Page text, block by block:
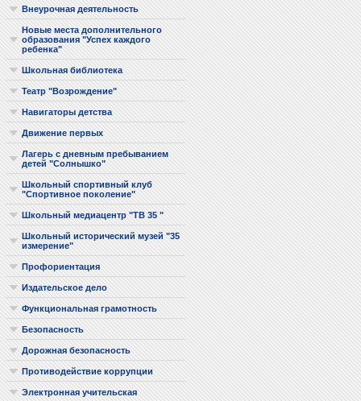
Внеурочная деятельность
Новые места дополнительного
образования "Успех каждого
ребенка"
Школьная библиотека
Театр "Возрождение"
Навигаторы детства
Движение первых
Лагерь с дневным пребыванием
детей "Солнышко"
Школьный спортивный клуб
"Спортивное поколение"
Школьный медиацентр "ТВ 35 "
Школьный исторический музей "35
измерение"
Профориентация
Издательское дело
Функциональная грамотность
Безопасность
Дорожная безопасность
Противодействие коррупции
Электронная учительская